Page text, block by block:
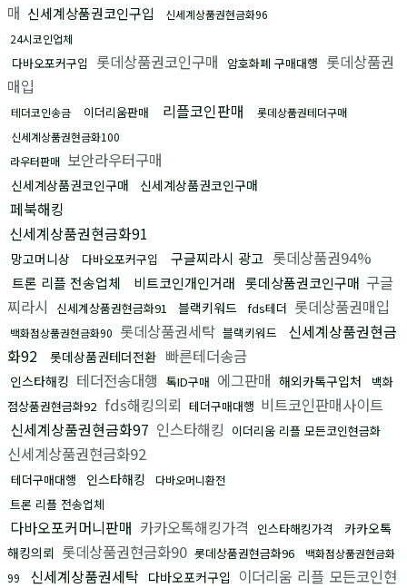
매 신세계상품권코인구입
신세계상품권현금화96
24시코인업체
다바오포커구입 롯데상품권코인구매 암호화폐 구매대행 롯데상품권
매입
테더코인송금 이더리움판매 리플코인판매
롯데상품권테더구매
신세계상품권현금화100
라우터판매 보안라우터구매
신세계상품권코인구매 신세계상품권코인구매
페북해킹
신세계상품권현금화91
망고머니상 다바오포커구입 구글찌라시 광고 롯데상품권94%
트론 리플 전송업체 비트코인개인거래 롯데상품권코인구매 구글
찌라시
신세계상품권현금화91 블랙키워드 fds테더 롯데상품권매입
백화점상품권현금화90 롯데상품권세탁 블랙키워드
신세계상품권현금
화92
롯데상품권테더전환 빠른테더송금
인스타해킹 테더전송대행 톡ID구매 에그판매 해외카톡구입처
백화
점상품권현금화92 fds해킹의뢰 테더구매대행 비트코인판매사이트
신세계상품권현금화97 인스타해킹 이더리움 리플 모든코인현금화
신세계상품권현금화92
테더구매대행 인스타해킹 다바오머니환전
트론 리플 전송업체
다바오포커머니판매 카카오톡해킹가격 인스타해킹가격
카카오톡
해킹의뢰 롯데상품권현금화90 롯데상품권현금화96
백화점상품권현금화
99
신세계상품권세탁 다바오포커구입 이더리움 리플 모든코인현